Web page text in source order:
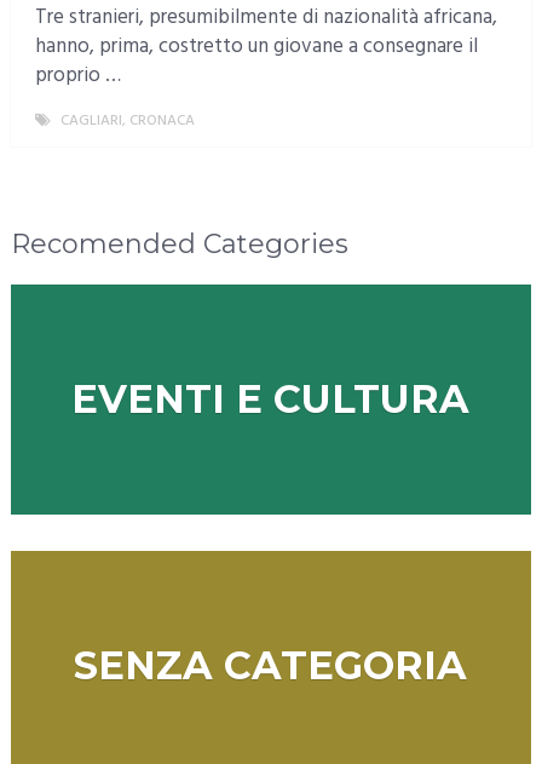
Tre stranieri, presumibilmente di nazionalità africana,
hanno, prima, costretto un giovane a consegnare il
proprio …
CAGLIARI, CRONACA
Recomended Categories
EVENTI E CULTURA
SENZA CATEGORIA